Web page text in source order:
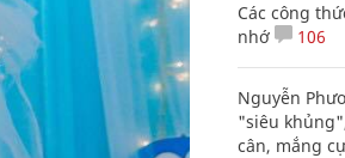
Các công
nhớ
106
Nguyễn
"siêu
cân, mắng